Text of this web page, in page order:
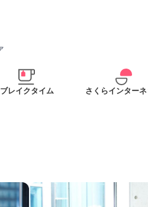
ブレイクタイム さくらインターネ